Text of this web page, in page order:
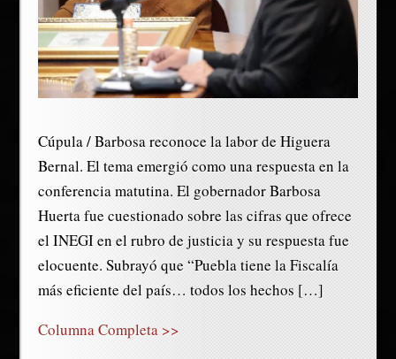
Cúpula / Barbosa reconoce la labor de Higuera
Bernal. El tema emergió como una respuesta en la
conferencia matutina. El gobernador Barbosa
Huerta fue cuestionado sobre las cifras que ofrece
el INEGI en el rubro de justicia y su respuesta fue
elocuente. Subrayó que “Puebla tiene la Fiscalía
más eficiente del país… todos los hechos […]
Columna Completa >>